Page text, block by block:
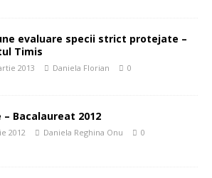
evaluare specii strict protejate –
Timis
2013 Daniela Florian 0
– Bacalaureat 2012
2012 Daniela Reghina Onu 0